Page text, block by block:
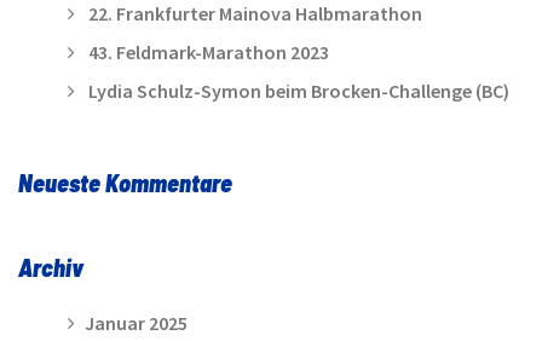
22. Frankfurter Mainova Halbmarathon
43. Feldmark-Marathon 2023
Lydia Schulz-Symon beim Brocken-Challenge (BC)
Neueste Kommentare
Archiv
Januar 2025